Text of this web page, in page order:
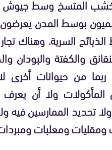
المتسخ وسط جيوش
بوسط المدن يعرضون
السرية. وهناك
والكفتة والبودان
ربما من حيوانات
المأكولات ولا أن
تحديد الممارسين فيه
ومعلبات